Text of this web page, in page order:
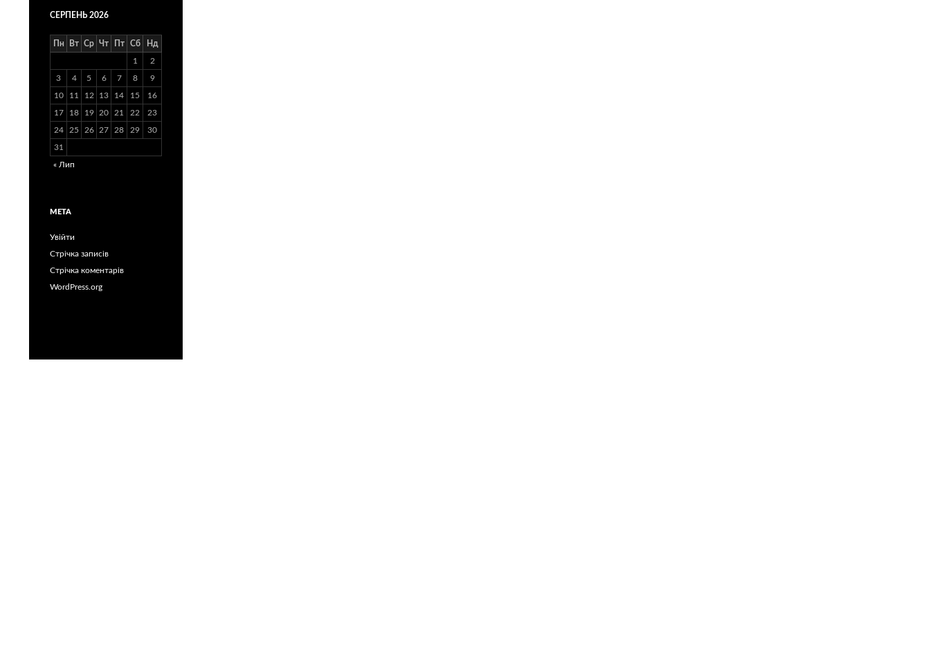
СЕРПЕНЬ 2026
Пн Вт Ср Чт Пт Сб Нд
1 2
3 4 5 6 7 8 9
10 11 12 13 14 15 16
17 18 19 20 21 22 23
24 25 26 27 28 29 30
31
« Лип
МЕТА
Увійти
Стрічка записів
Стрічка коментарів
WordPress.org